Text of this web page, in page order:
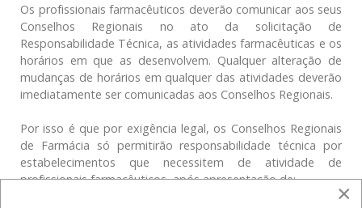
Os profissionais farmacêuticos deverão comunicar aos seus
Conselhos Regionais no ato da solicitação de
Responsabilidade Técnica, as atividades farmacêuticas e os
horários em que as desenvolvem. Qualquer alteração de
mudanças de horários em qualquer das atividades deverão
imediatamente ser comunicadas aos Conselhos Regionais.
Por isso é que por exigência legal, os Conselhos Regionais
de Farmácia só permitirão responsabilidade técnica por
estabelecimentos que necessitem de atividade de
profissionais farmacêuticos, após apresentação de:
×